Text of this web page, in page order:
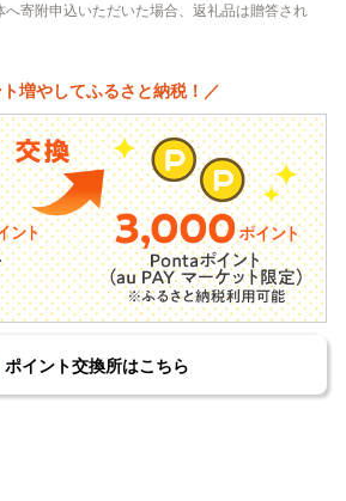
へ寄附申込いただいた場合、返礼品は贈答され
増やしてふるさと納税！／
ポイント交換所はこちら